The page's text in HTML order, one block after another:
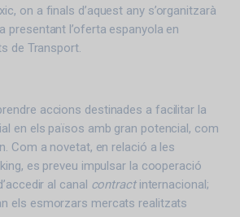
on a finals d’aquest any s’organitzarà
presentant l’oferta espanyola en
de Transport.
accions destinades a facilitar la
en els països amb gran potencial, com
Com a novetat, en relació a les
es preveu impulsar la cooperació
al canal contractinternacional;
els esmorzars mercats realitzats